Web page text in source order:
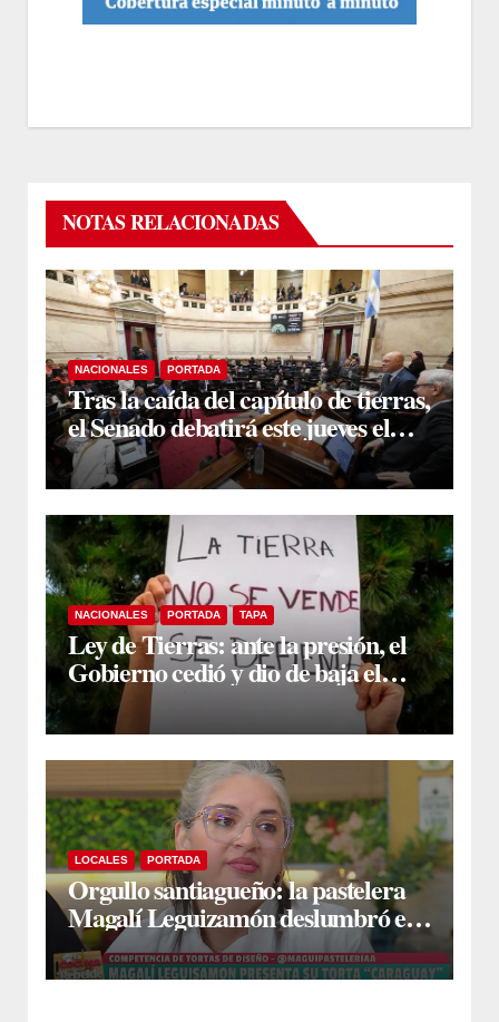
NOTAS RELACIONADAS
NACIONALES PORTADA
Tras la caída del capítulo de tierras,
el Senado debatirá este jueves el
proyecto sobre propiedad privada
NACIONALES PORTADA TAPA
Ley de Tierras: ante la presión, el
Gobierno cedió y dio de baja el
capítulo de la polémica
LOCALES PORTADA
Orgullo santiagueño: la pastelera
Magalí Leguizamón deslumbró en
Canal 13 con su torta “Caraguay” y
ganó la competencia